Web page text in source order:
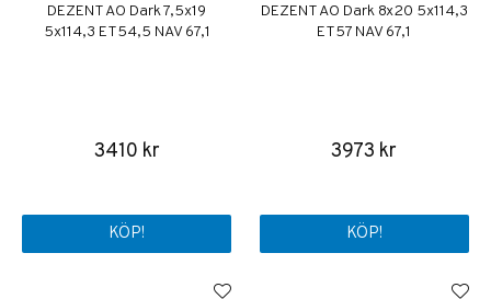
DEZENT AO Dark 7,5x19
5x114,3 ET54,5 NAV 67,1
3410 kr
KÖP!
DEZENT AO Dark 8x20 5x114,3
ET57 NAV 67,1
3973 kr
KÖP!